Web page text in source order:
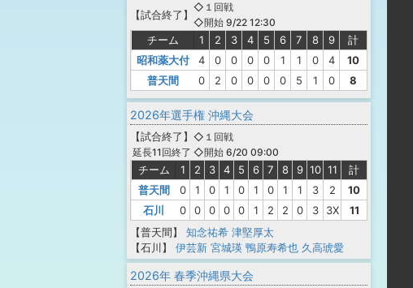
【試合終了 】
◇１回戦
◇開始 9/22 12:30
チーム 1 2 3 4 5 6 7 8 9
計
昭和薬大付
4 0 0 0 0 1 1 0 4
10
普天間
0 2 0 0 0 0 5 1 0 8
2026年選手権 沖縄大会
【試合終了 】
延長11回終了
◇１回戦
◇開始 6/20 09:00
チーム 1 2 3 4 5 6 7 8 9 10 11
計
普天間
0 1 0 1 0 1 0 1 1 3 2
10
石川
0 0 0 0 0 1 2 2 0 3 3X
11
【普天間】
知念祐希 津堅厚太
【石川】
伊芸新 宮城瑛 鴨原寿希也 久高琥愛
2026年 春季沖縄県大会